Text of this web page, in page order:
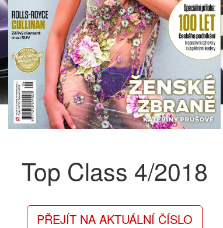
Top Class 4/2018
PŘEJÍT NA AKTUÁLNÍ ČÍSLO